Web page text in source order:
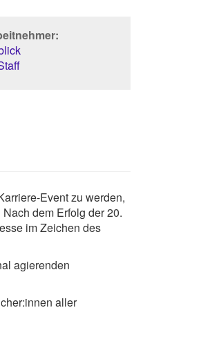
Event zu werden,
dem Erfolg der 20.
im Zeichen des
agierenden
aller